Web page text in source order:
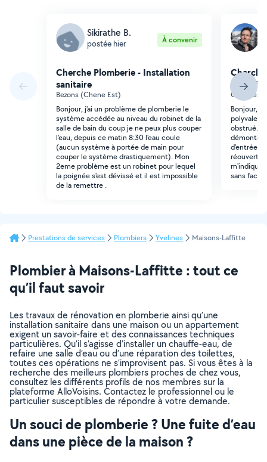
Sikirathe B.
postée hier À convenir
Cherche Plomberie - Installation
sanitaire
Bezons (Chene Est)
Bonjour, j'ai un problème de plomberie le
système accédée au niveau du robinet de la
salle de bain du coup je ne peux plus couper
l'eau, depuis ce matin 8:30 l'eau coule
(aucun système à portée de main pour
couper le système drastiquement). Mon
2eme problème est un robinet pour lequel
la poignée s'est dévissé et il est impossible
de la remettre .
sanitaire
Carrières-
Bonjour,
obstrué. il
démonter
d'entrée
sans
Prestations de services Plombiers Yvelines Maisons-Laffitte
Plombier à Maisons-Laffitte : tout ce
qu’il faut savoir
Les travaux de rénovation en plomberie ainsi qu’une
installation sanitaire dans une maison ou un appartement
exigent un savoir-faire et des connaissances techniques
particulières. Qu’il s’agisse d’installer un chauffe-eau, de
refaire une salle d’eau ou d’une réparation des toilettes,
toutes ces opérations ne s’improvisent pas. Si vous êtes à la
recherche des meilleurs plombiers proches de chez vous,
consultez les différents profils de nos membres sur la
plateforme AlloVoisins. Contactez le professionnel ou le
particulier susceptibles de répondre à votre demande.
Un souci de plomberie ? Une fuite d’eau
dans une pièce de la maison ?